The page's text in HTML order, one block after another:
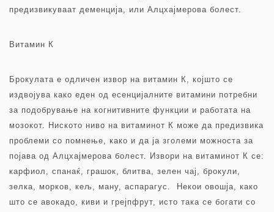
предизвикуваат деменција, или Алцхајмерова болест.
Витамин К
Брокулата е одличен извор на витамин К, којшто се
издвојува како еден од есенцијалните витамини потребни
за подобрување на когнитивните функции и работата на
мозокот. Ниското ниво на витаминот К може да предизвика
проблеми со помнење, како и да ја зголеми можноста за
појава од Алцхајмерова болест. Извори на витаминот К се:
карфиол, спанаќ, грашок, блитва, зелен чај, брокули,
зелка, морков, кељ, ману, аспарагус. Некои овошја, како
што се авокадо, киви и грејпфрут, исто така се богати со